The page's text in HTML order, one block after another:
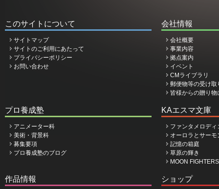
このサイトについて
サイトマップ
サイトのご利用にあたって
プライバシーポリシー
お問い合わせ
会社情報
会社概要
事業内容
拠点案内
イベント
CMライブラリ
郵便物等の受け取
皆様からの贈り
プロ養成塾
アニメーター科
美術・背景科
募集要項
プロ養成塾のブログ
KAエスマ文庫
ファンタメロデ
オーロラとサーモ
記憶の箱庭
草原の輝き
MOON
作品情報 ショップ